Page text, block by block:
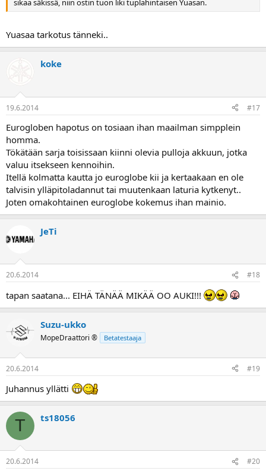
Yuasaa tarkotus tänneki..
koke
19.6.2014 #17
Eurogloben hapotus on tosiaan ihan maailman simpplein
homma.
Tökätään sarja toisissaan kiinni olevia pulloja akkuun, jotka
valuu itsekseen kennoihin.
Itellä kolmatta kautta jo euroglobe kii ja kertaakaan en ole
talvisin ylläpitoladannut tai muutenkaan laturia kytkenyt..
Joten omakohtainen euroglobe kokemus ihan mainio.
JeTi
20.6.2014 #18
tapan saatana... EIHÄ TÄNÄÄ MIKÄÄ OO AUKI!!!
Suzu-ukko
MopeDraattori ® Betatestaaja
20.6.2014 #19
Juhannus yllätti
T ts18056
20.6.2014 #20